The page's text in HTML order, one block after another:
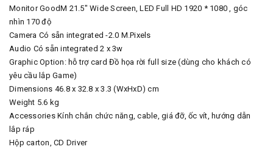
Monitor GoodM 21.5" Wide Screen, LED Full HD 1920 * 1080 , góc
nhìn 170 độ
Camera Có sẵn integrated -2.0 M.Pixels
Audio Có sẵn integrated 2 x 3w
Graphic Option: hỗ trợ card Đồ họa rời full size (dùng cho khách có
yêu cầu lắp Game)
Dimensions 46.8 x 32.8 x 3.3 (WxHxD) cm
Weight 5.6 kg
Accessories Kính chắn chức năng, cable, giá đỡ, ốc vít, hướng dẫn
lắp ráp
Hộp carton, CD Driver